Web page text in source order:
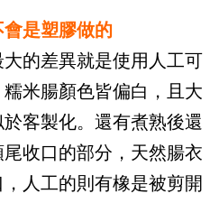
會是塑膠做的
的差異就是使用人工可
米腸顏色皆偏白，且大
客製化。還有煮熟後還
收口的部分，天然腸衣
人工的則有橡是被剪開